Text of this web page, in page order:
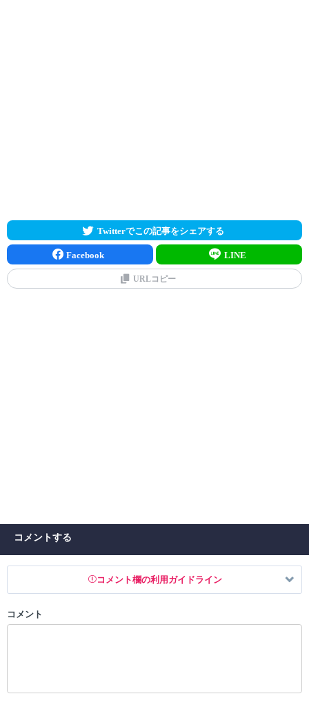
Twitterでこの記事をシェアする
Facebook LINE
URLコピー
コメントする
コメント欄の利用ガイドライン
以下の書き込みを禁止とし、場合によってはコメント削除や書き込み制
コメント